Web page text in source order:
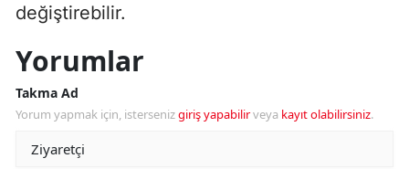
değiştirebilir.
Yorumlar
Takma Ad
Yorum yapmak için, istersenizgiriş yapabilirveya kayıt olabilirsiniz.